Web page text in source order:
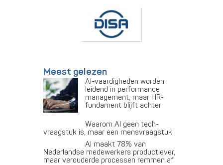
Meest gelezen
AI-vaardigheden worden
leidend in performance
management, maar HR-
fundament blijft achter
Waarom AI geen tech-
vraagstuk is, maar een mensvraagstuk
AI maakt 78% van
Nederlandse medewerkers productiever,
maar verouderde processen remmen af